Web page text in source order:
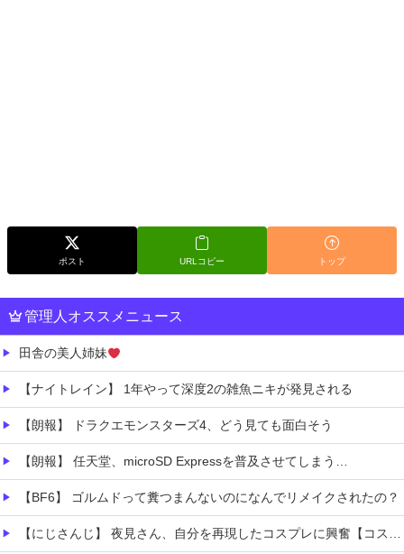
ポスト URLコピー トップ
管理人オススメニュース
田舎の美人姉妹
【ナイトレイン】 1年やって深度2の雑魚ニキが発見される
【朗報】 ドラクエモンスターズ4、どう見ても面白そう
【朗報】 任天堂、microSD Expressを普及させてしまう…
【BF6】 ゴルムドって糞つまんないのになんでリメイクされたの？
【にじさんじ】 夜見さん、自分を再現したコスプレに興奮【コスサミ2026】